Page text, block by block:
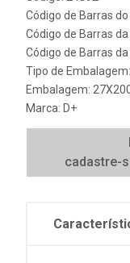
Código de Barras
Código de Barras
Código de Barras da
Tipo de
Embalagem:
Marca: D+
cadastre-